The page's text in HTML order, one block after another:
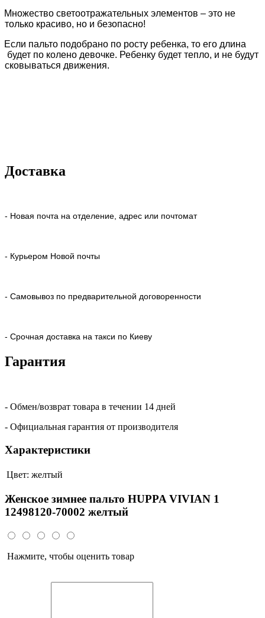
Множество светоотражательных элементов – это не
только красиво, но и безопасно!
Если пальто подобрано по росту ребенка, то его длина
будет по колено девочке. Ребенку будет тепло, и не будут
сковываться движения.
Доставка
- Новая почта на отделение, адрес или почтомат
- Курьером Новой почты
- Самовывоз по предварительной договоренности
- Срочная доставка на такси по Киеву
Гарантия
- Обмен/возврат товара в течении 14 дней
- Официальная гарантия от производителя
Характеристики
Цвет: желтый
Женское зимнее пальто HUPPA VIVIAN 1
12498120-70002 желтый
Нажмите, чтобы оценить товар